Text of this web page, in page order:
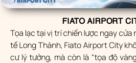
FIATO AIRPORT
Tọa lạc tại vị trí chiến lược ngay cửa
tế Long Thành, Fiato Airport City
cư lý tưởng, mà còn là “tọa độ